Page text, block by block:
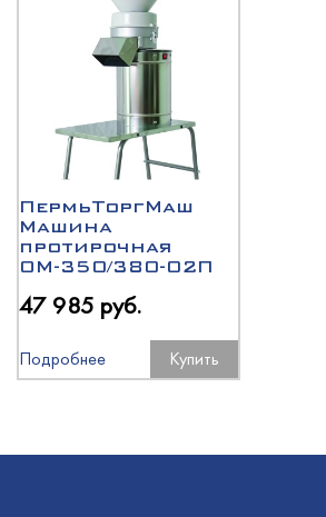
ПермьТоргМаш
Машина
протирочная
ОМ-350/380-02П
47 985 руб.
Подробнее Купить